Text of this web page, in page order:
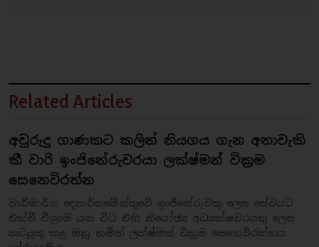
Related Articles
අවුරුදු ගාණකට කලින් නියගය ගැන අනාවැකි
කී වාරි ඉංජිනේරුවරයා ලක්ෂ්මන් වික්‍රම
සෙනෙවිරත්න
වාරිමාර්ග දෙපාර්තමේන්තුවේ ඉංජිනේරුවකු ලෙස සේවයට
එක්වී විශ්‍රාම යන විට එහි නියෝජ්‍ය අධ්‍යක්ෂවරයකු ලෙස
කටයුතු කළ ඔහු නමින් ලක්ෂ්මන් වික්‍රම සෙනෙවිරත්නය.